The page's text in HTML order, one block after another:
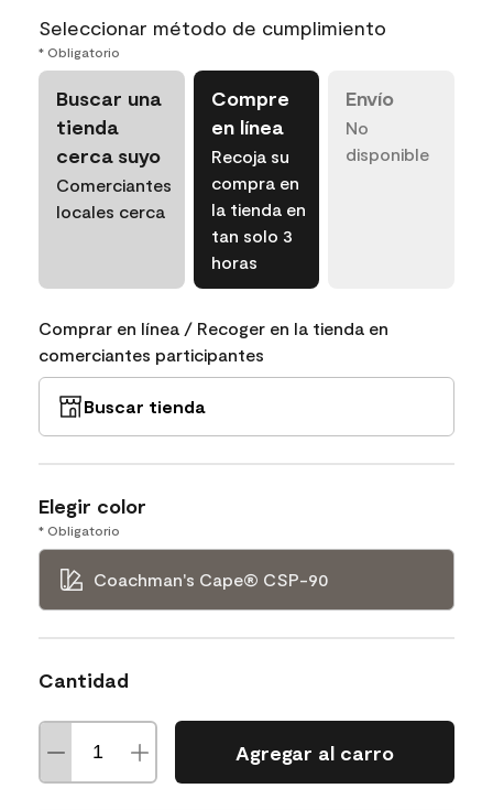
Seleccionar método de cumplimiento
* Obligatorio
Buscar una
tienda
cerca suyo
Comerciantes
locales cerca
Compre
en línea
Recoja su
compra en
la tienda en
tan solo 3
horas
Envío
No
disponible
Comprar en línea / Recoger en la tienda en
comerciantes participantes
Buscar tienda
Elegir color
* Obligatorio
Coachman's Cape® CSP-90
Cantidad
Agregar al carro